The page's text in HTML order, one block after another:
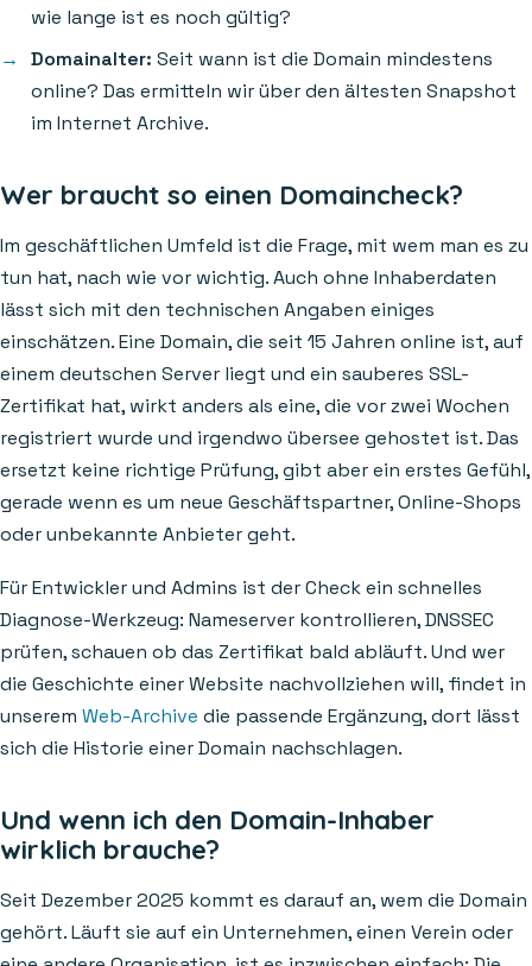
wie lange ist es noch gültig?
Domainalter: Seit wann ist die Domain mindestens
online? Das ermitteln wir über den ältesten Snapshot
im Internet Archive.
Wer braucht so einen Domaincheck?
Im geschäftlichen Umfeld ist die Frage, mit wem man es zu
tun hat, nach wie vor wichtig. Auch ohne Inhaberdaten
lässt sich mit den technischen Angaben einiges
einschätzen. Eine Domain, die seit 15 Jahren online ist, auf
einem deutschen Server liegt und ein sauberes SSL-
Zertifikat hat, wirkt anders als eine, die vor zwei Wochen
registriert wurde und irgendwo übersee gehostet ist. Das
ersetzt keine richtige Prüfung, gibt aber ein erstes Gefühl,
gerade wenn es um neue Geschäftspartner, Online-Shops
oder unbekannte Anbieter geht.
Für Entwickler und Admins ist der Check ein schnelles
Diagnose-Werkzeug: Nameserver kontrollieren, DNSSEC
prüfen, schauen ob das Zertifikat bald abläuft. Und wer
die Geschichte einer Website nachvollziehen will, findet in
unserem Web-Archive die passende Ergänzung, dort lässt
sich die Historie einer Domain nachschlagen.
Und wenn ich den Domain-Inhaber
wirklich brauche?
Seit Dezember 2025 kommt es darauf an, wem die Domain
gehört. Läuft sie auf ein Unternehmen, einen Verein oder